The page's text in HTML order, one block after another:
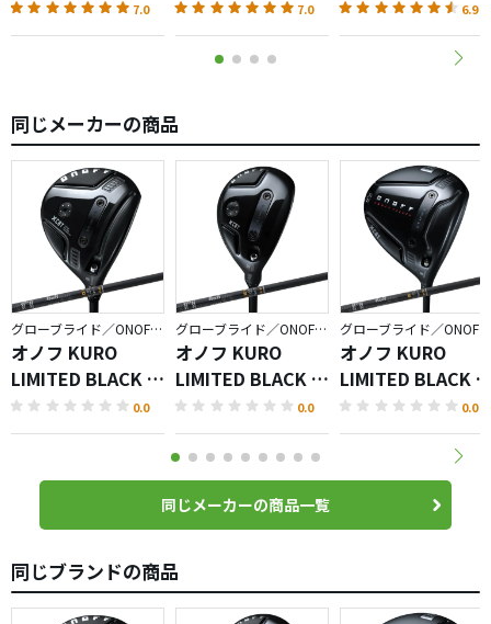
7.0 7.0 6.9
同じメーカーの商品
グローブライド／ONOFF KURO
オノフ KURO
LIMITED BLACK フ
ェアウェイ アーム
ズ
0.0
グローブライド／ONOFF KURO
オノフ KURO
LIMITED BLACK ユ
ーティリティ ウィ
ングス
0.0
オノフ KURO
LIMITED BLACK
ライバー
0.0
同じメーカーの商品一覧
同じブランドの商品